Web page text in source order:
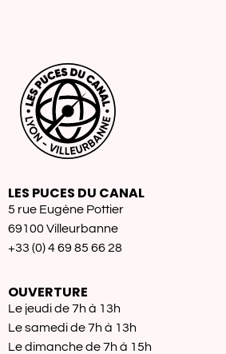
LES PUCES DU CANAL
5 rue Eugène Pottier
69100 Villeurbanne
+33 (0) 4 69 85 66 28
OUVERTURE
Le jeudi de 7h à 13h
Le samedi de 7h à 13h
Le dimanche de 7h à 15h